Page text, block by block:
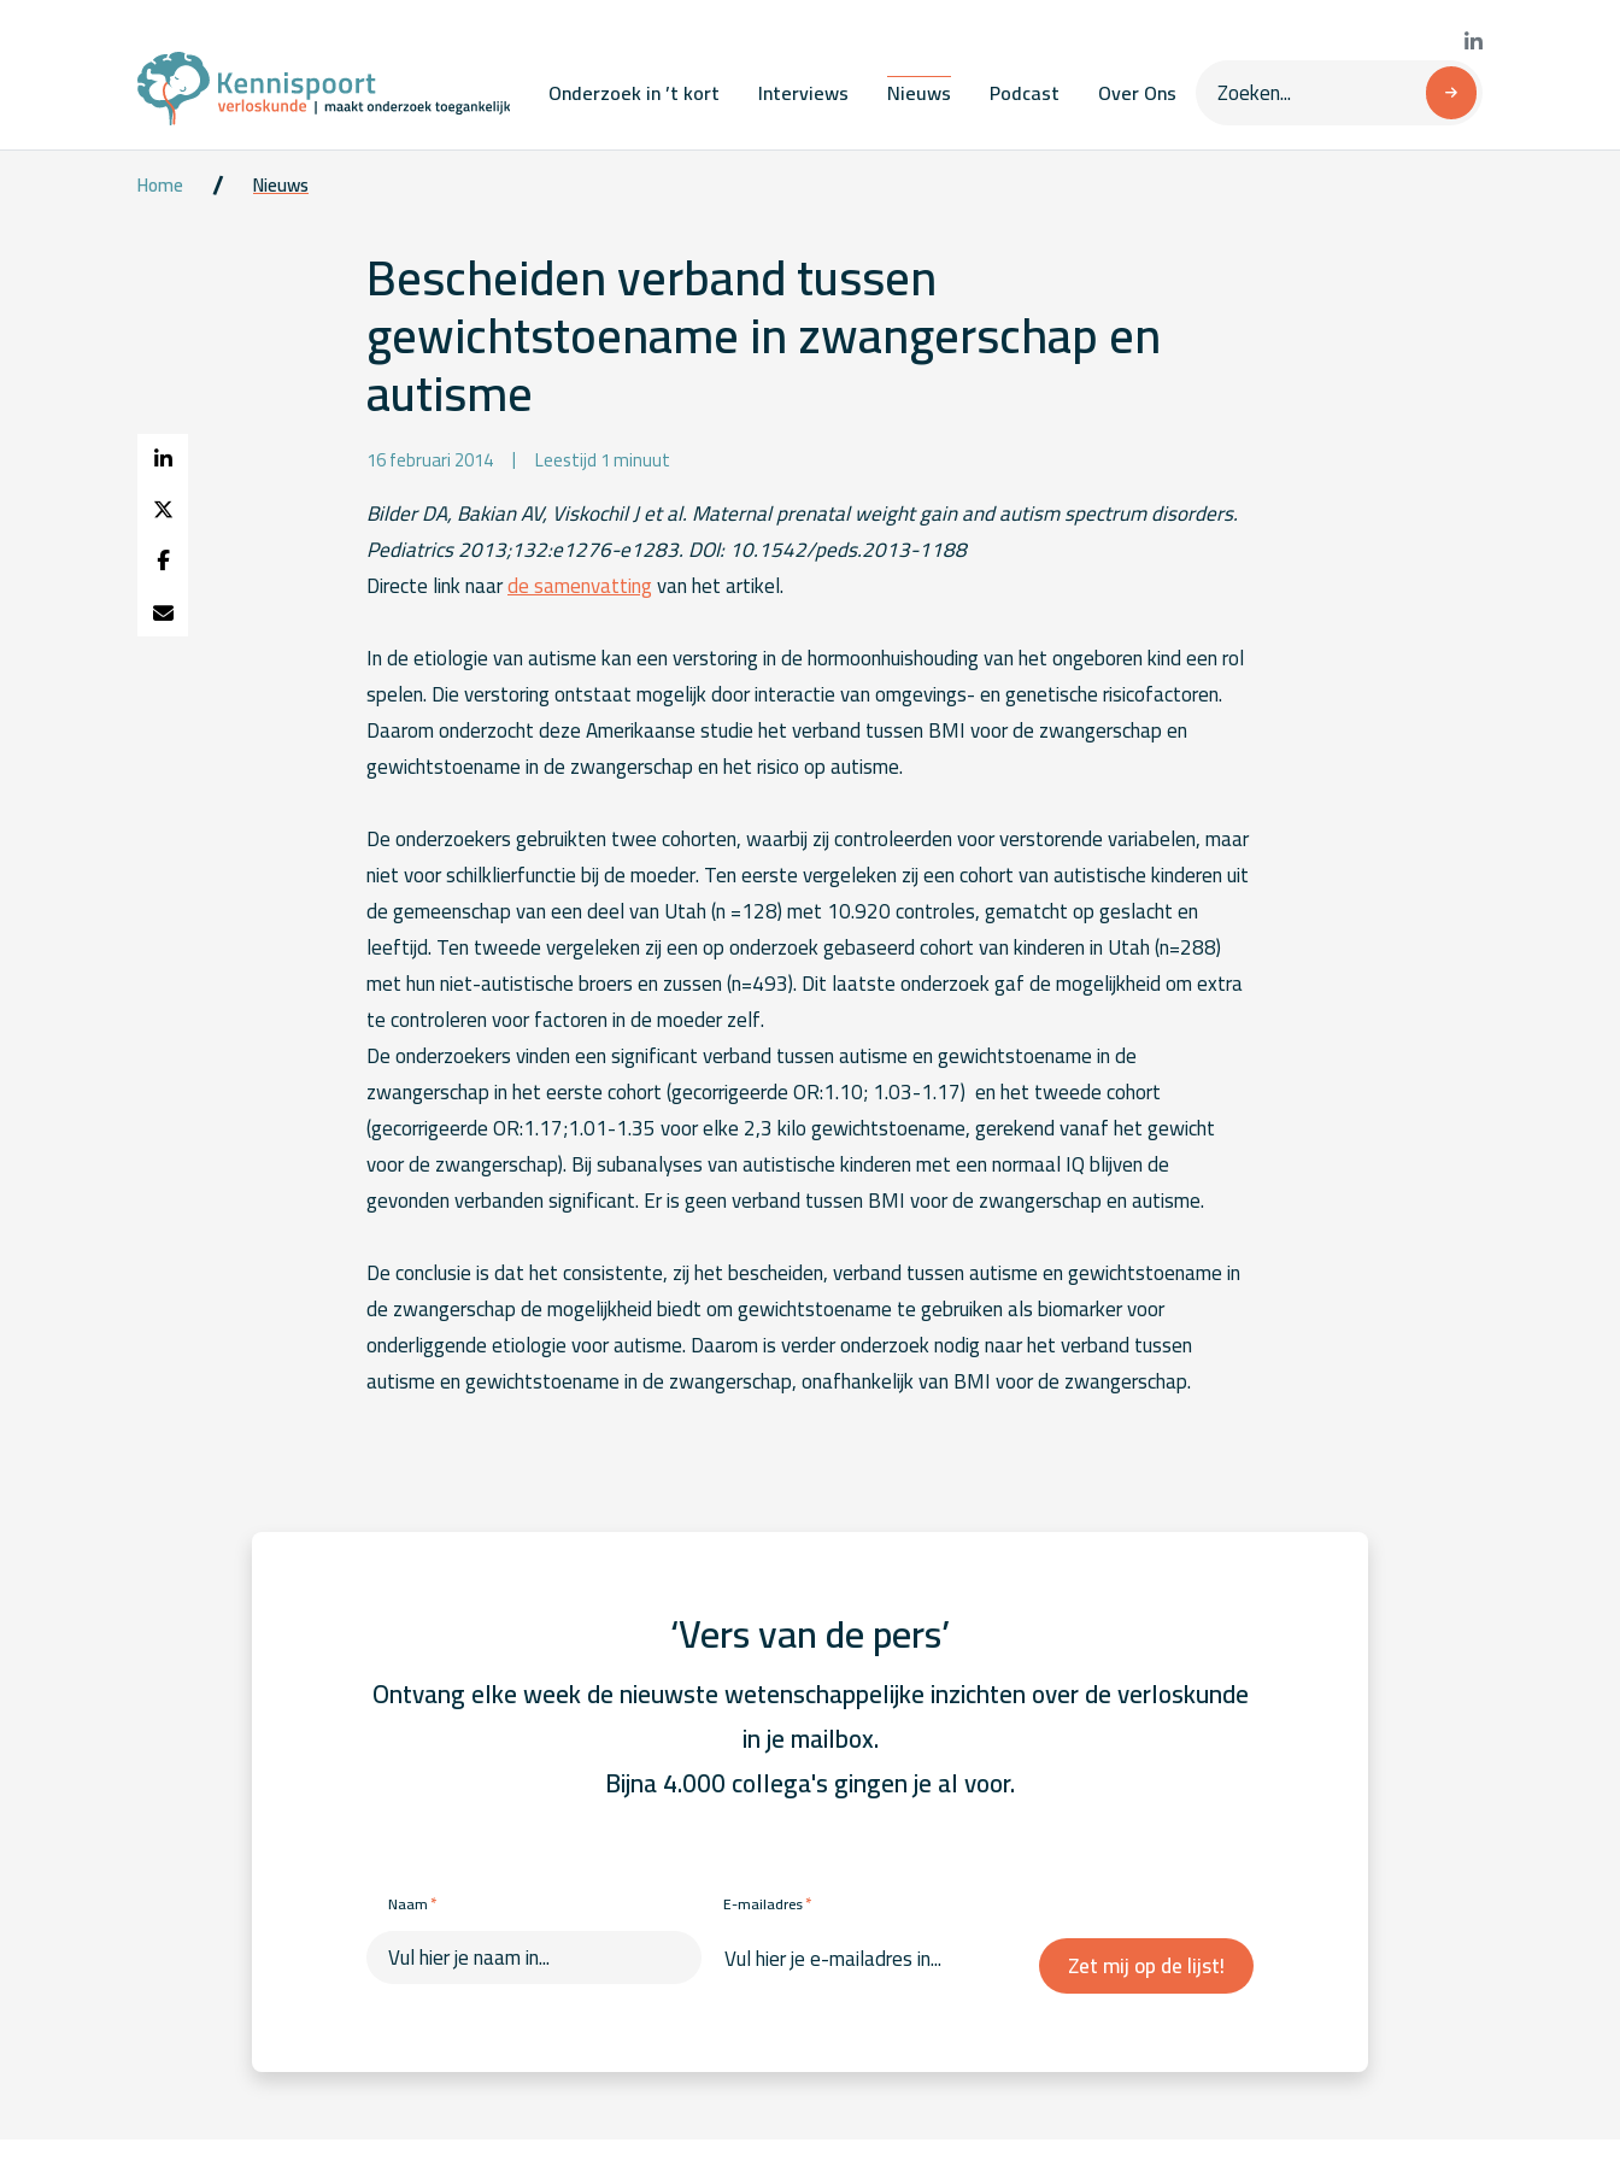
Onderzoek in ’t kort Interviews Nieuws Podcast Over Ons
Home Nieuws
Bescheiden verband tussen
gewichtstoename in zwangerschap en
autisme
16 februari 2014 Leestijd 1 minuut
Bilder DA, Bakian AV, Viskochil J et al. Maternal prenatal weight gain and autism spectrum disorders.
Pediatrics 2013;132:e1276-e1283. DOI: 10.1542/peds.2013-1188
Directe link naarde samenvattingvan het artikel.
In de etiologie van autisme kan een verstoring in de hormoonhuishouding van het ongeboren kind een rol
spelen. Die verstoring ontstaat mogelijk door interactie van omgevings- en genetische risicofactoren.
Daarom onderzocht deze Amerikaanse studie het verband tussen BMI voor de zwangerschap en
gewichtstoename in de zwangerschap en het risico op autisme.
De onderzoekers gebruikten twee cohorten, waarbij zij controleerden voor verstorende variabelen, maar
niet voor schilklierfunctie bij de moeder. Ten eerste vergeleken zij een cohort van autistische kinderen uit
de gemeenschap van een deel van Utah (n =128) met 10.920 controles, gematcht op geslacht en
leeftijd. Ten tweede vergeleken zij een op onderzoek gebaseerd cohort van kinderen in Utah (n=288)
met hun niet-autistische broers en zussen (n=493). Dit laatste onderzoek gaf de mogelijkheid om extra
te controleren voor factoren in de moeder zelf.
De onderzoekers vinden een significant verband tussen autisme en gewichtstoename in de
zwangerschap in het eerste cohort (gecorrigeerde OR:1.10; 1.03-1.17) en het tweede cohort
(gecorrigeerde OR:1.17;1.01-1.35 voor elke 2,3 kilo gewichtstoename, gerekend vanaf het gewicht
voor de zwangerschap). Bij subanalyses van autistische kinderen met een normaal IQ blijven de
gevonden verbanden significant. Er is geen verband tussen BMI voor de zwangerschap en autisme.
De conclusie is dat het consistente, zij het bescheiden, verband tussen autisme en gewichtstoename in
de zwangerschap de mogelijkheid biedt om gewichtstoename te gebruiken als biomarker voor
onderliggende etiologie voor autisme. Daarom is verder onderzoek nodig naar het verband tussen
autisme en gewichtstoename in de zwangerschap, onafhankelijk van BMI voor de zwangerschap.
‘Vers van de pers’
Ontvang elke week de nieuwste wetenschappelijke inzichten over de verloskunde
in je mailbox.
Bijna 4.000 collega's gingen je al voor.
Naam* E-mailadres*
Zet mij op de lijst!